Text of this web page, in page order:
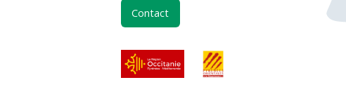
Contact